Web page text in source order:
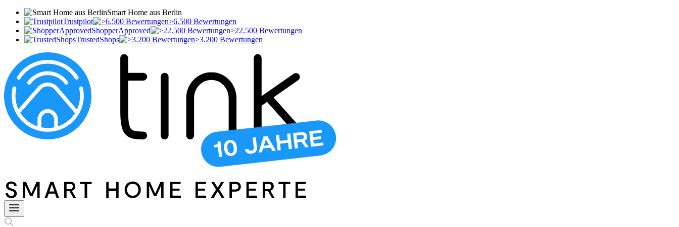
Smart Home aus Berlin
Trustpilot
>6.500 Bewertungen
ShopperApproved
>22.500 Bewertungen
TrustedShops
>3.200 Bewertungen